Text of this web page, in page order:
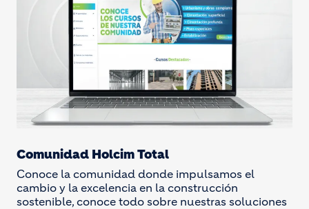
Comunidad Holcim Total
Conoce la comunidad donde impulsamos el
cambio y la excelencia en la construcción
sostenible, conoce todo sobre nuestras soluciones